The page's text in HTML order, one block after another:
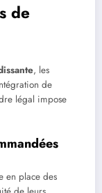
de
, les
de
légal impose
en place des